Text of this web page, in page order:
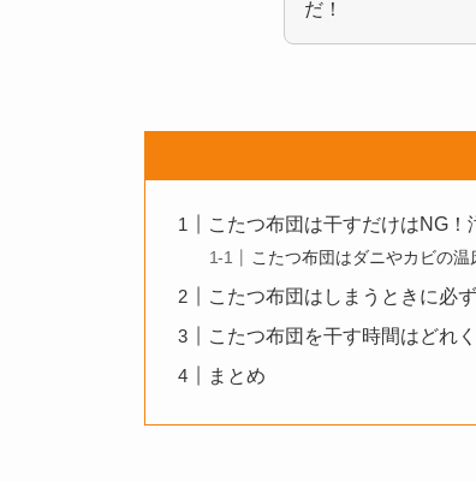
だ！
こたつ布団は干すだけはNG
こたつ布団はダニやカビの温
こたつ布団はしまうときに必
こたつ布団を干す時間はどれ
まとめ